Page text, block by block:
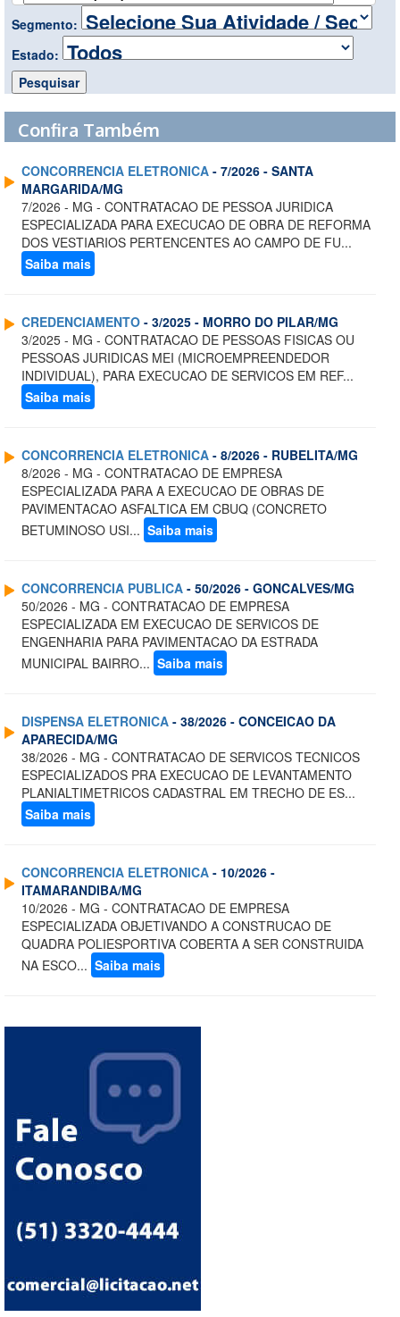
Segmento:
Estado:
Confira Também
CONCORRENCIA ELETRONICA - 7/2026 - SANTA
MARGARIDA/MG
7/2026 - MG - CONTRATACAO DE PESSOA JURIDICA
ESPECIALIZADA PARA EXECUCAO DE OBRA DE REFORMA
DOS VESTIARIOS PERTENCENTES AO CAMPO DE FU...
Saiba mais
CREDENCIAMENTO - 3/2025 - MORRO DO PILAR/MG
3/2025 - MG - CONTRATACAO DE PESSOAS FISICAS OU
PESSOAS JURIDICAS MEI (MICROEMPREENDEDOR
INDIVIDUAL), PARA EXECUCAO DE SERVICOS EM REF...
Saiba mais
CONCORRENCIA ELETRONICA - 8/2026 - RUBELITA/MG
8/2026 - MG - CONTRATACAO DE EMPRESA
ESPECIALIZADA PARA A EXECUCAO DE OBRAS DE
PAVIMENTACAO ASFALTICA EM CBUQ (CONCRETO
BETUMINOSO USI... Saiba mais
CONCORRENCIA PUBLICA - 50/2026 - GONCALVES/MG
50/2026 - MG - CONTRATACAO DE EMPRESA
ESPECIALIZADA EM EXECUCAO DE SERVICOS DE
ENGENHARIA PARA PAVIMENTACAO DA ESTRADA
MUNICIPAL BAIRRO... Saiba mais
DISPENSA ELETRONICA - 38/2026 - CONCEICAO DA
APARECIDA/MG
38/2026 - MG - CONTRATACAO DE SERVICOS TECNICOS
ESPECIALIZADOS PRA EXECUCAO DE LEVANTAMENTO
PLANIALTIMETRICOS CADASTRAL EM TRECHO DE ES...
Saiba mais
CONCORRENCIA ELETRONICA - 10/2026 -
ITAMARANDIBA/MG
10/2026 - MG - CONTRATACAO DE EMPRESA
ESPECIALIZADA OBJETIVANDO A CONSTRUCAO DE
QUADRA POLIESPORTIVA COBERTA A SER CONSTRUIDA
NA ESCO... Saiba mais